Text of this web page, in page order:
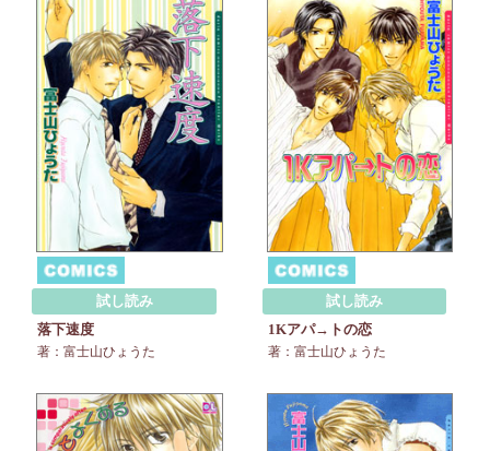
試し読み
落下速度
著：富士山ひょうた
試し読み
1Kアパ→トの恋
著：富士山ひょうた